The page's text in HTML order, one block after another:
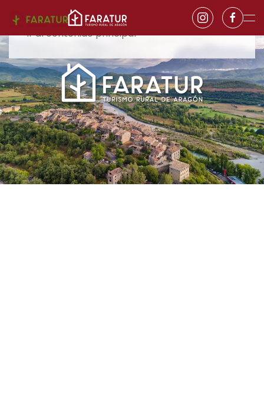
Ir al contenido principal